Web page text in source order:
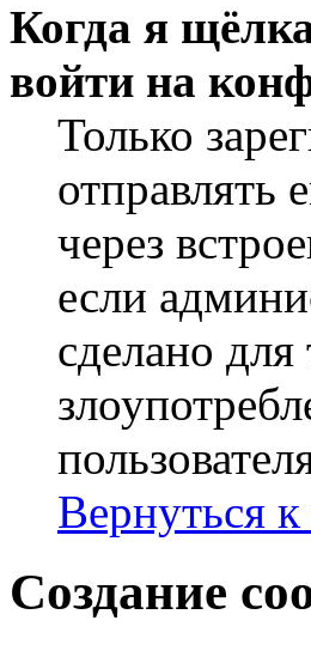
Когда я
войти на
Только
отправлять
через
если
сделано для
Вернуться к
Создание